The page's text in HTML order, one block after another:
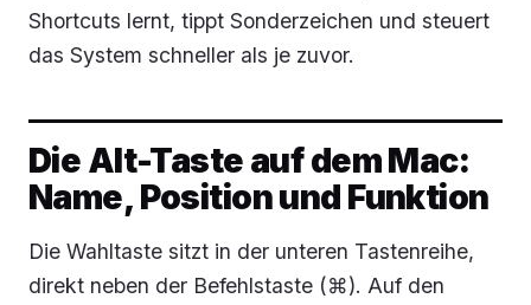
Shortcuts lernt, tippt Sonderzeichen und steuert
das System schneller als je zuvor.
Die Alt-Taste auf dem Mac:
Name, Position und Funktion
Die Wahltaste sitzt in der unteren Tastenreihe,
direkt neben der Befehlstaste (⌘). Auf den